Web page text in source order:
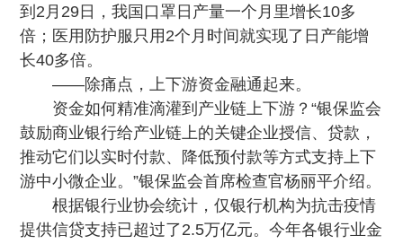
到2月29日，我国口罩日产量一个月里增长10多
倍；医用防护服只用2个月时间就实现了日产能增
长40多倍。
——除痛点，上下游资金融通起来。
资金如何精准滴灌到产业链上下游？“银保监会
鼓励商业银行给产业链上的关键企业授信、贷款，
推动它们以实时付款、降低预付款等方式支持上下
游中小微企业。”银保监会首席检查官杨丽平介绍。
根据银行业协会统计，仅银行机构为抗击疫情
提供信贷支持已超过了2.5万亿元。今年各银行业金